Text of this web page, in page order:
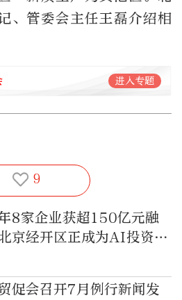
、管委会主任王磊介绍相
进入专题
9
年8家企业获超150亿元融
京经开区正成为AI投资热
促会召开7月例行新闻发